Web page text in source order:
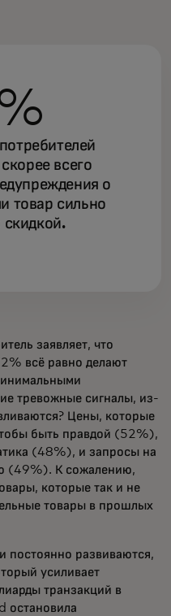
всего
о
товар сильно
скидкой.
заявляет, что
всё равно делают
тревожные сигналы, из-
Цены, которые
быть правдой (52%),
(48%), и запросы на
(49%). К сожалению,
которые так и не
товары в прошлых
постоянно развиваются,
усиливает
транзакций в
остановила